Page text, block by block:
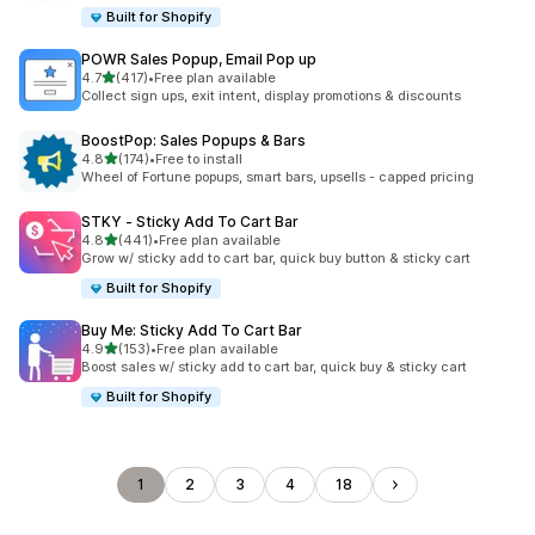
Built for Shopify
POWR Sales Popup, Email Pop up
4.75つ星中
(417)
合計レビュー数：417件
•Free plan available
Collect sign ups, exit intent, display promotions & discounts
BoostPop: Sales Popups & Bars
4.85つ星中
(174)
合計レビュー数：174件
•Free to install
Wheel of Fortune popups, smart bars, upsells - capped pricing
STKY ‑ Sticky Add To Cart Bar
4.85つ星中
(441)
合計レビュー数：441件
•Free plan available
Grow w/ sticky add to cart bar, quick buy button & sticky cart
Built for Shopify
Buy Me: Sticky Add To Cart Bar
4.95つ星中
(153)
合計レビュー数：153件
•Free plan available
Boost sales w/ sticky add to cart bar, quick buy & sticky cart
Built for Shopify
1 2 3 4 18